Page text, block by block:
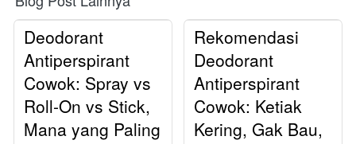
Deodorant
Antiperspirant
Cowok: Spray vs
Roll-On vs Stick,
Mana yang Paling
Rekomendasi
Deodorant
Antiperspirant
Cowok: Ketiak
Kering, Gak Bau,